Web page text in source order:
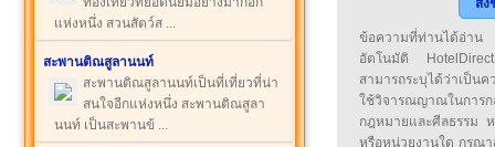
แห่งหนึ่ง สวนสัตว์ส ...
สะพานติณสูลานนท์
สะพานติณสูลานนท์เป็นที่เที่ยวที่น่า
สนใจอีกแห่งหนึ่ง สะพานติณสูลา
นนท์ เป็นสะพานข้ ...
ส่ง
ข้อความที่ท่านได้อ่าน
อัตโนมัติ
สามารถระบุได้ว่าเป็น
ใช้วิจารณญาณในกา
กฎหมายและศีลธรรม
หรือหน่วยงานใด กรุณา